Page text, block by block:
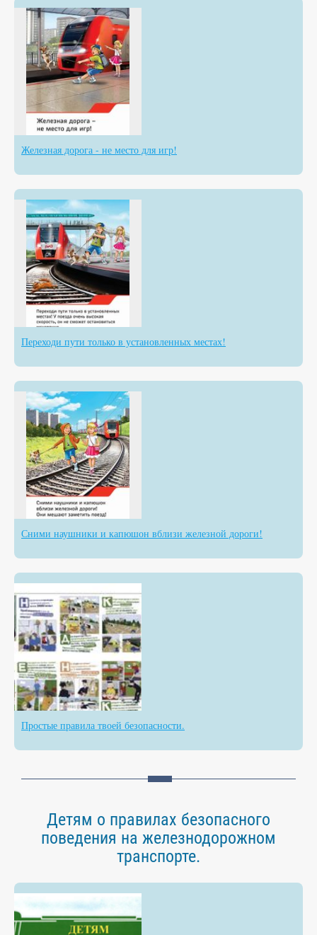
Железная дорога - не место для игр!
Переходи пути только в установленных местах!
Сними наушники и капюшон вблизи железной дороги!
Простые правила твоей безопасности.
Детям о правилах безопасного
поведения на железнодорожном
транспорте.